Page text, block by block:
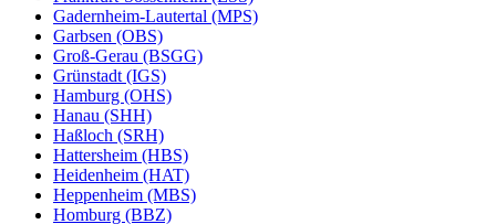
Gadernheim-Lautertal (MPS)
Garbsen (OBS)
Groß-Gerau (BSGG)
Grünstadt (IGS)
Hamburg (OHS)
Hanau (SHH)
Haßloch (SRH)
Hattersheim (HBS)
Heidenheim (HAT)
Heppenheim (MBS)
Homburg (BBZ)